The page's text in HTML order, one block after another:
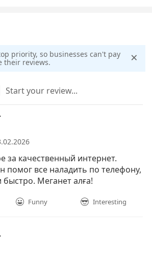
priority, so businesses can't pay
their reviews.
×
Start your review...
за качественный интернет.
помог все наладить по телефону,
Меганет алға!
Funny Interesting